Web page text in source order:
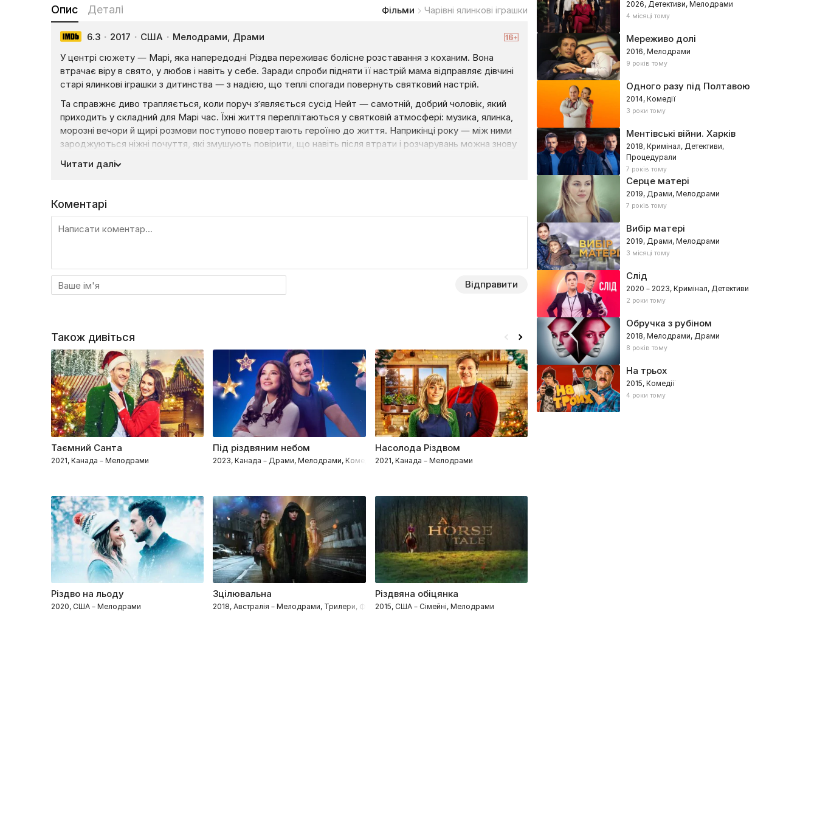
Опис Деталі Фільми Чарівні ялинкові іграшки
6.3 · 2017 · США · Мелодрами, Драми
У центрі сюжету — Марі, яка напередодні Різдва переживає болісне розставання з коханим. Вона
втрачає віру в свято, у любов і навіть у себе. Заради спроби підняти її настрій мама відправляє дівчині
старі ялинкові іграшки з дитинства — з надією, що теплі спогади повернуть святковий настрій.
Та справжнє диво трапляється, коли поруч з’являється сусід Нейт — самотній, добрий чоловік, який
приходить у складний для Марі час. Їхні життя переплітаються у святковій атмосфері: музика, ялинка,
морозні вечори й щирі розмови поступово повертають героїню до життя. Наприкінці року — між ними
зароджуються ніжні почуття, які змушують повірити, що навіть після втрати і розчарувань можна знову
спогади можуть стати поштовхом до нового початку, і як любов може повернути святкову магію
навіть у найпохмуріший час.
Читати далі
Коментарі
Відправити
2026, Детективи, Мелодрами
4 місяці тому
Мереживо долі
2016, Мелодрами
9 років тому
Одного разу під Полтавою
2014, Комедії
3 роки тому
Ментівські війни. Харків
2018, Кримінал, Детективи,
Процедурали
7 років тому
Серце матері
2019, Драми, Мелодрами
7 років тому
Вибір матері
2019, Драми, Мелодрами
3 місяці тому
Слід
2020 – 2023, Кримінал, Детективи
2 роки тому
Обручка з рубіном
2018, Мелодрами, Драми
8 років тому
На трьох
2015, Комедії
4 роки тому
Також дивіться
Таємний Санта
2021, Канада – Мелодрами
Під різдвяним небом
2023, Канада – Драми, Мелодрами, Комедії
Насолода Різдвом
2021, Канада – Мелодрами
Різдво на льоду
2020, США – Мелодрами
Зцілювальна
2018, Австралія – Мелодрами, Трилери, Фентезі
Різдвяна обіцянка
2015, США – Сімейні, Мелодрами